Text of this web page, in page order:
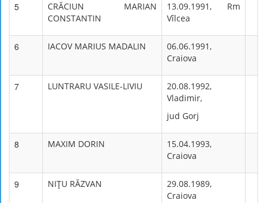
5
CRĂCIUN MARIAN
CONSTANTIN
13.09.1991, Rm
Vîlcea
6 IACOV MARIUS MADALIN
06.06.1991,
Craiova
7 LUNTRARU VASILE-LIVIU
20.08.1992,
Vladimir,
jud Gorj
8 MAXIM DORIN
15.04.1993,
Craiova
9 NIŢU RĂZVAN
29.08.1989,
Craiova